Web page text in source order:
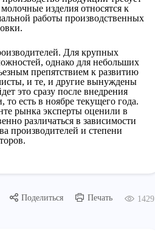
изделия относятся к
работы производственных
Для крупных
однако для небольших
препятствием к развитию
и те, и другие вынуждены
это сразу после внедрения
есть в ноябре текущего года.
рынка эксперты оценили в
различаться в зависимости
производителей и степени
Поделиться Печать 1429